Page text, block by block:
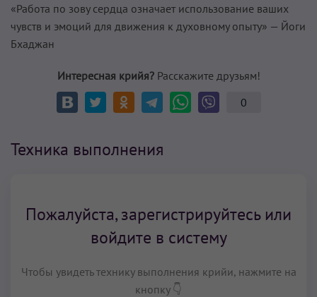
«Работа по зову сердца означает использование ваших
чувств и эмоций для движения к духовному опыту» — Йоги
Бхаджан
Интересная крийя?Расскажите друзьям!
0
Техника выполнения
Пожалуйста, зарегистрируйтесь или
войдите в систему
Чтобы увидеть технику выполнения крийи, нажмите на
кнопку 👇